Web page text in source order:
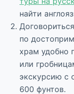
найти
по
храм удобно
или
экскурсию с
600 фунтов.